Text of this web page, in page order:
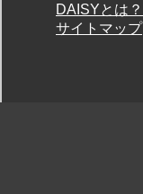
DAISYとは？
サイトマップ